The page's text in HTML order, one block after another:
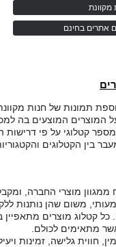
מקוונת
אתרים בחינם
תמונות של חנות
המוצרים המוצעים בה
קטלוגי על פי דרישות
בין הקטלוגים
מוצרי החברה,
משום שהן נותנות
כל קטלוג מוצרים
מתאימים לכולם.
חווית גלישה, זמינות